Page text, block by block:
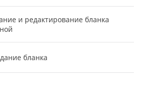
и редактирование бланка
бланка